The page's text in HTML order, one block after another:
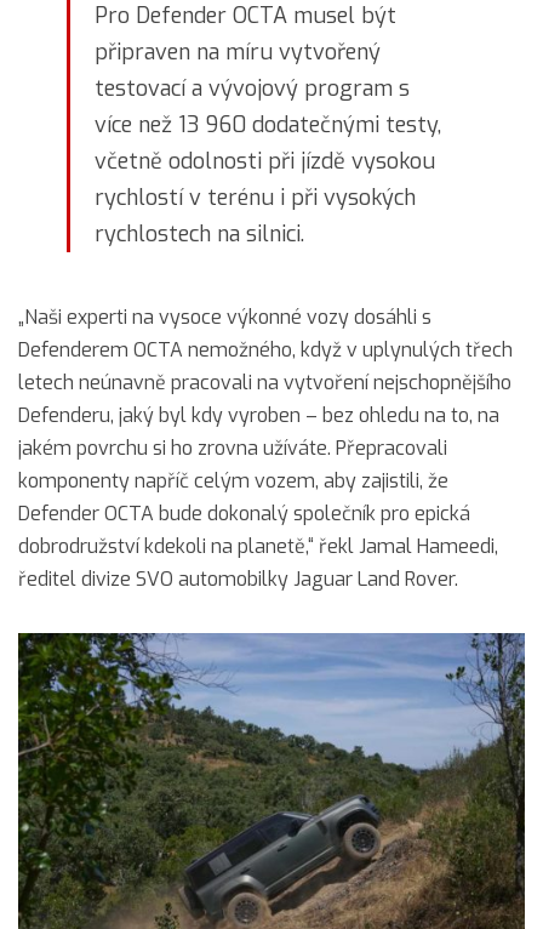
Pro Defender OCTA musel být
připraven na míru vytvořený
testovací a vývojový program s
více než 13 960 dodatečnými testy,
včetně odolnosti při jízdě vysokou
rychlostí v terénu i při vysokých
rychlostech na silnici.
„Naši experti na vysoce výkonné vozy dosáhli s
Defenderem OCTA nemožného, když v uplynulých třech
letech neúnavně pracovali na vytvoření nejschopnějšího
Defenderu, jaký byl kdy vyroben – bez ohledu na to, na
jakém povrchu si ho zrovna užíváte. Přepracovali
komponenty napříč celým vozem, aby zajistili, že
Defender OCTA bude dokonalý společník pro epická
dobrodružství kdekoli na planetě,“ řekl Jamal Hameedi,
ředitel divize SVO automobilky Jaguar Land Rover.